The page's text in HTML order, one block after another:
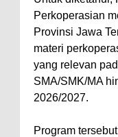
Perkoperasian
Provinsi Jawa
materi
yang relevan
SMA/SMK/MA
2026/2027.
Program